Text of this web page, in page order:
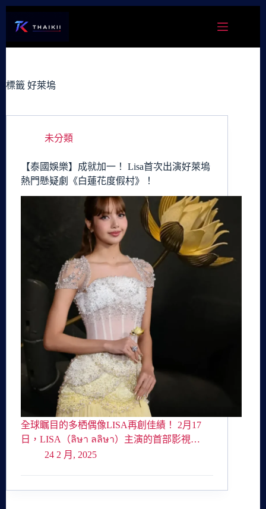
容
標籤 好萊塢
未分類
【泰國娛樂】成就加一！ Lisa首次出演好萊塢
熱門懸疑劇《白蓮花度假村》！
全球瞩目的多栖偶像LISA再創佳績！ 2月17
日，LISA（ลิษา ลลิษา）主演的首部影視…
24 2 月, 2025